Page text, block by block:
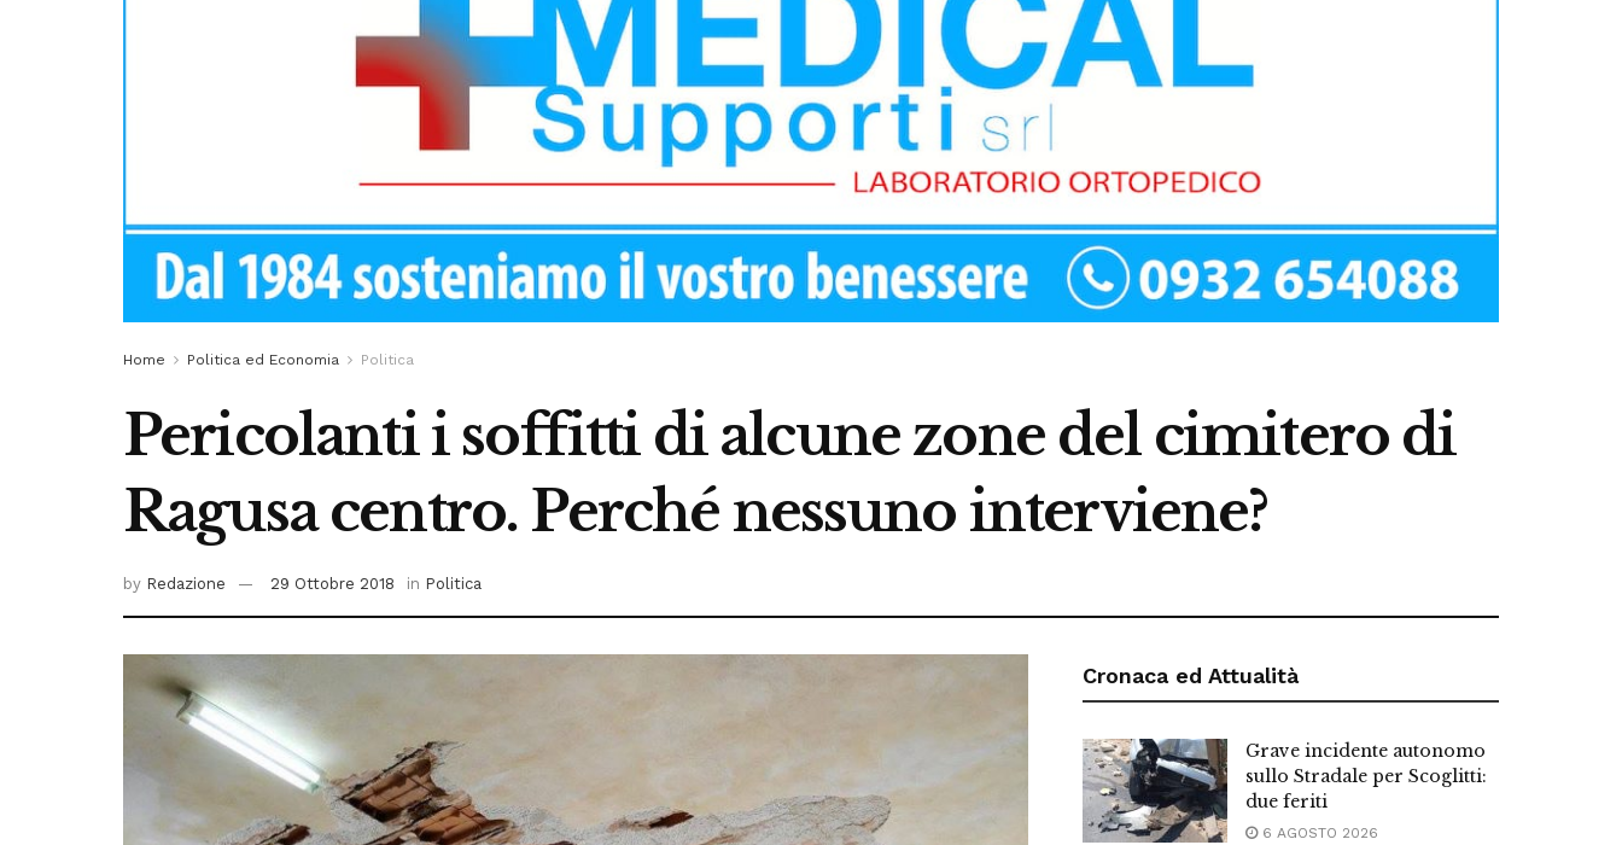
Home Politica ed Economia Politica
Pericolanti i soffitti di alcune zone del cimitero di
Ragusa centro. Perché nessuno interviene?
by Redazione 29 Ottobre 2018 in Politica
Cronaca ed Attualità
Grave incidente autonomo
sullo Stradale per Scoglitti:
due feriti
6 AGOSTO 2026